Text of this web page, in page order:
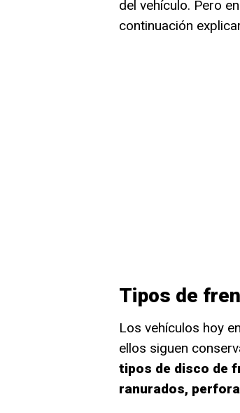
del vehículo. Pero
continuación
Tipos de
Los vehículos hoy
ellos siguen
tipos de disco de
ranurados,